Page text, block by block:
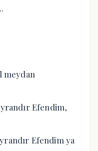
meydan
Efendim,
Efendim ya